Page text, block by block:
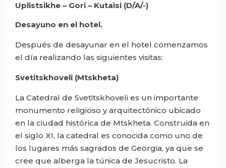
Uplistsikhe – Gori – Kutaisi (D/A/-)
Desayuno en el hotel.
Después de desayunar en el hotel comenzamos
el día realizando las siguientes visitas:
Svetitskhoveli (Mtskheta)
La Catedral de Svetitskhoveli es un importante
monumento religioso y arquitectónico ubicado
en la ciudad histórica de Mtskheta. Construida en
el siglo XI, la catedral es conocida como uno de
los lugares más sagrados de Georgia, ya que se
cree que alberga la túnica de Jesucristo. La